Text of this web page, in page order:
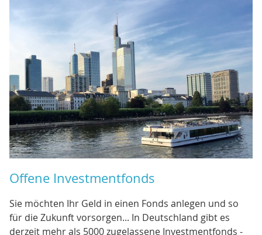
Offene Investmentfonds
Sie möchten Ihr Geld in einen Fonds anlegen und so
für die Zukunft vorsorgen... In Deutschland gibt es
derzeit mehr als 5000 zugelassene Investmentfonds -